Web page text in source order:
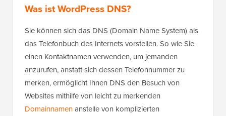
Was ist WordPress DNS?
Sie können sich das DNS (Domain Name System) als
das Telefonbuch des Internets vorstellen. So wie Sie
einen Kontaktnamen verwenden, um jemanden
anzurufen, anstatt sich dessen Telefonnummer zu
merken, ermöglicht Ihnen DNS den Besuch von
Websites mithilfe von leicht zu merkenden
Domainnamenanstelle von komplizierten